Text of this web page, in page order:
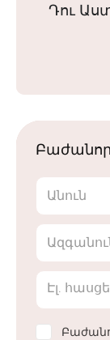
Դու
Անուն
Էլ. հասցե